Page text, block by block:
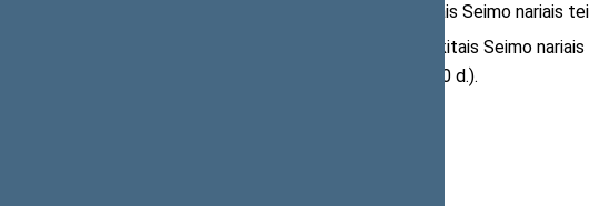
1939 m. spalio 31 d. su kitais Seimo nariais
1939 m. gruodžio 30 d. su kitais Seimo
atsakė 1939 m. gruodžio 30 d.).